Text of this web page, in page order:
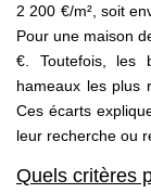
2 200 €/m², soit
Pour une maison
€. Toutefois, les
hameaux les plus
Ces écarts
leur recherche ou
Quels critères